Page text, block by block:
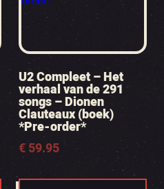
U2 Compleet – Het
verhaal van de 291
songs – Dionen
Clauteaux (boek)
*Pre-order*
€59.95